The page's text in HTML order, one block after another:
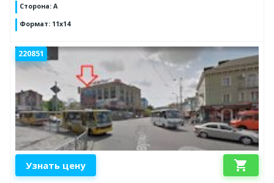
Сторона: A
Формат: 11x14
220851
Узнать цену shopping_cart